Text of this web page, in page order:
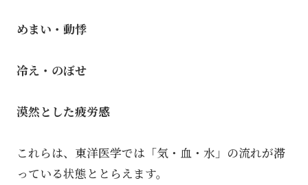
めまい・動悸
冷え・のぼせ
漠然とした疲労感
これらは、東洋医学では「気・血・水」の流れが滞
っている状態ととらえます。